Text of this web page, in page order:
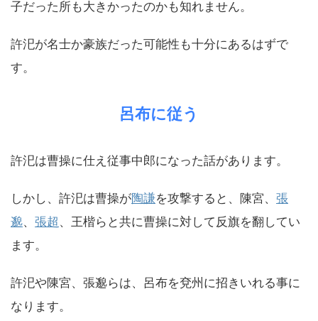
子だった所も大きかったのかも知れません。
許汜が名士か豪族だった可能性も十分にあるはずで
す。
呂布に従う
許汜は曹操に仕え従事中郎になった話があります。
しかし、許汜は曹操が陶謙を攻撃すると、陳宮、 張
邈、 張超 、王楷らと共に曹操に対して反旗を翻してい
ます。
許汜や陳宮、張邈らは、呂布を兗州に招きいれる事に
なります。